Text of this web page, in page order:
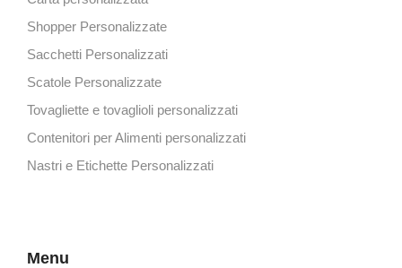
Shopper Personalizzate
Sacchetti Personalizzati
Scatole Personalizzate
Tovagliette e tovaglioli personalizzati
Contenitori per Alimenti personalizzati
Nastri e Etichette Personalizzati
Menu